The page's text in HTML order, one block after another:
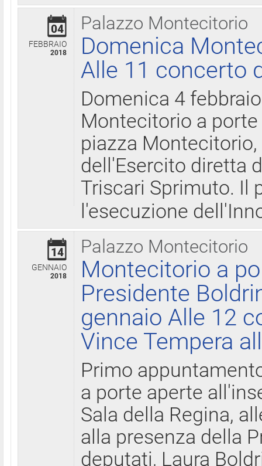
Palazzo Montecitorio
04
FEBBRAIO
2018
Domenica
Alle 11 concerto
Domenica 4
Montecitorio a
piazza
dell'Esercito diretta
Triscari Sprimuto. Il
l'esecuzione
Palazzo Montecitorio
14
GENNAIO
2018
Montecitorio a
Presidente
gennaio Alle 12
Vince Tempera
Primo
a porte aperte
Sala della Regina,
alla presenza della
deputati, Laura